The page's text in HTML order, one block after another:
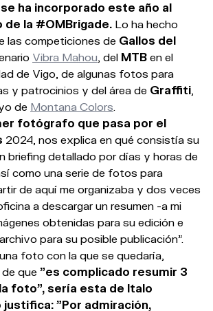
ha incorporado este año al
la #OMBrigade. Lo ha hecho
las competiciones de Gallos del
Vibra Mahou , del MTB en el
de Vigo, de algunas fotos para
y patrocinios y del área de Graffiti
de Montana Colors
fotógrafo que pasa por el
2024, nos explica en qué consistía su
briefing detallado por días y horas de
como una serie de fotos para
de aquí me organizaba y dos veces
a descargar un resumen -a mi
obtenidas para su edición e
para su posible publicación".
foto con la que se quedaría,
que "es complicado resumir 3
foto", sería esta de Italo
justifica: "Por admiración,